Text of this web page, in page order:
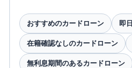
おすすめのカードローン 即
在籍確認なしのカードローン
無利息期間のあるカードローン